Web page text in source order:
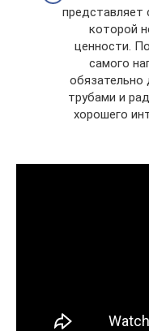
представляет
которой
ценности.
самого
обязательно
трубами и
хорошего